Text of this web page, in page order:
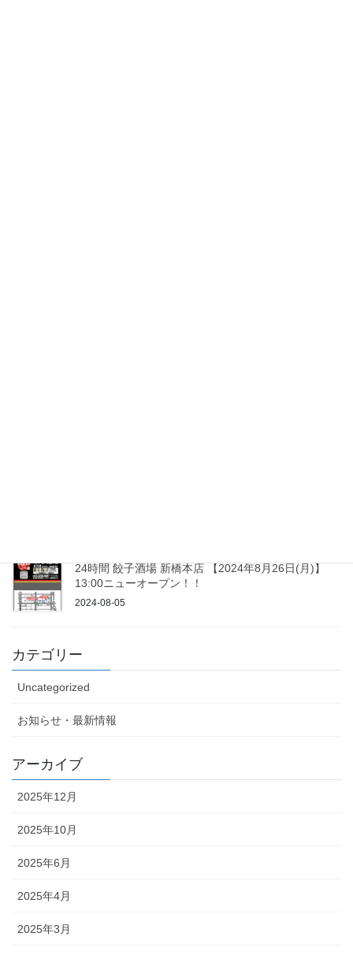
24時間 餃子酒場 新橋本店 【2024年8月26日(月)】
13:00ニューオープン！！
2024-08-05
カテゴリー
Uncategorized
お知らせ・最新情報
アーカイブ
2025年12月
2025年10月
2025年6月
2025年4月
2025年3月